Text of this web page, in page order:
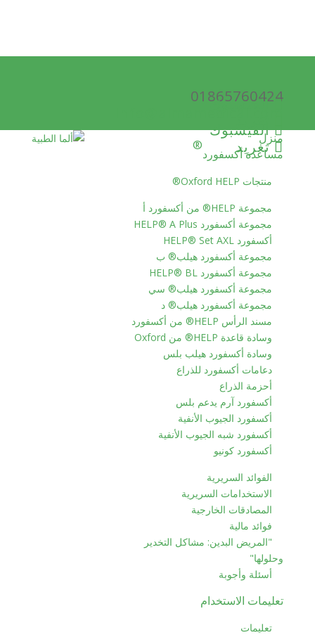
01865760424
الفيسبوك
تغريد
الفيسبوك
منزل
مساعدة أكسفورد
®
منتجات Oxford HELP®
مجموعة HELP® من أكسفورد أ
مجموعة أكسفورد HELP® A Plus
أكسفورد HELP® Set AXL
مجموعة أكسفورد هيلب® ب
مجموعة أكسفورد HELP® BL
مجموعة أكسفورد هيلب® سي
مجموعة أكسفورد هيلب® د
مسند الرأس HELP® من أكسفورد
وسادة قاعدة HELP® من Oxford
وسادة أكسفورد هيلب بلس
دعامات أكسفورد للذراع
أحزمة الذراع
أكسفورد آرم يدعم بلس
أكسفورد الجيوب الأنفية
أكسفورد شبه الجيوب الأنفية
أكسفورد كونيو
الفوائد السريرية
الاستخدامات السريرية
المصادقات الخارجية
فوائد مالية
"المريض البدين: مشاكل التخدير
وحلولها"
أسئلة وأجوبة
تعليمات الاستخدام
تعليمات